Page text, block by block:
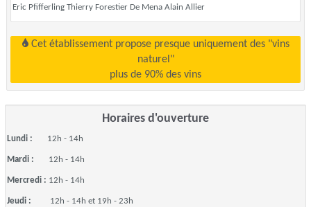
Eric Pfifferling Thierry Forestier De Mena Alain Allier
Cet établissement propose presque uniquement des "vins
naturel"
plus de 90% des vins
Horaires d'ouverture
Lundi : 12h - 14h
Mardi : 12h - 14h
Mercredi : 12h - 14h
Jeudi : 12h - 14h et 19h - 23h